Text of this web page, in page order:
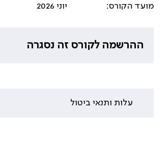
מועד הקורס:
יוני 2026
ההרשמה לקורס זה נסגרה
עלות ותנאי ביטול